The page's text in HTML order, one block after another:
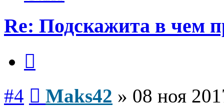
Re: Подскажита в чем
#4 Maks42 » 08 ноя